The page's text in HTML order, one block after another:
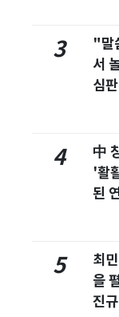
3
"말
서
심
4
中
'활
된
5
최
을
진